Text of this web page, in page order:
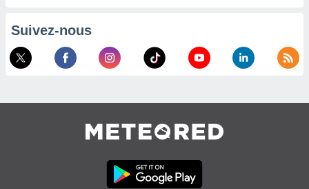
Suivez-nous